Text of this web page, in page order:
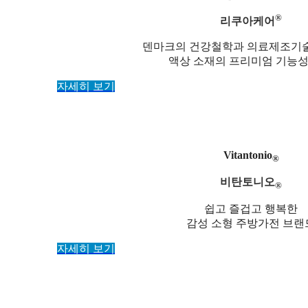
리쿠아케어 ®
덴마크의 건강철학과 의료제조기
액상 소재의 프리미엄 기능
자세히 보기
Vitantonio®
비탄토니오®
쉽고 즐겁고 행복한
감성 소형 주방가전 브랜
자세히 보기